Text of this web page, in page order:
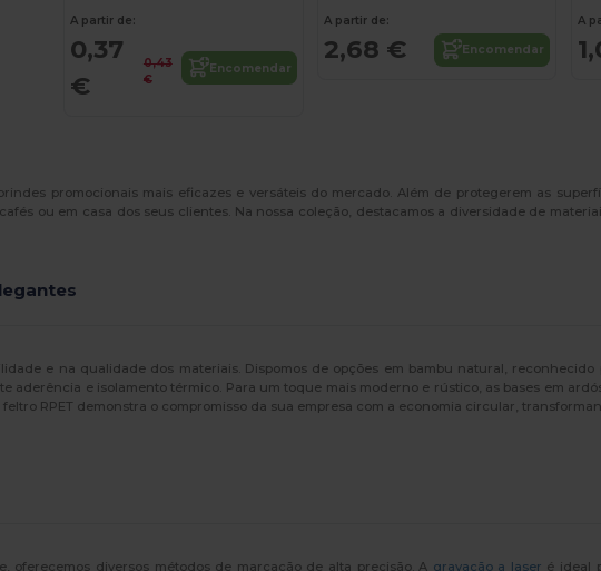
A partir de:
0,37
€
0,43
€
Encomendar
A partir de:
2,68 € Encomendar
A
promocionais mais eficazes e versáteis do mercado. Além de protegerem as
ou em casa dos seus clientes. Na nossa coleção, destacamos a diversidade de
e na qualidade dos materiais. Dispomos de opções em bambu natural,
aderência e isolamento térmico. Para um toque mais moderno e rústico, as bases em
RPET demonstra o compromisso da sua empresa com a economia circular,
oferecemos diversos métodos de marcação de alta precisão. A gravação a laser é ideal